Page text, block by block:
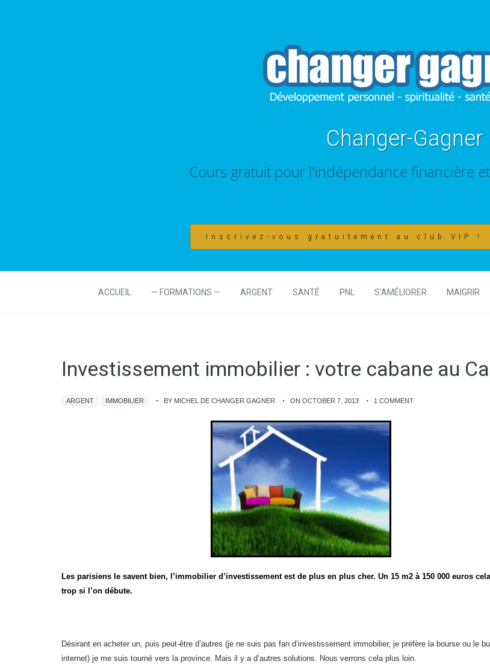
Changer-Gagner
Cours gratuit pour l'indépendance financière
Inscrivez-vous gratuitement au club VIP !
ACCUEIL — FORMATIONS — ARGENT SANTÉ PNL S’AMÉLIORER MAIGRIR
Investissement immobilier : votre cabane au
ARGENT IMMOBILIER BY MICHEL DE CHANGER GAGNER ON OCTOBER 7, 2013 1 COMMENT
Les parisiens le savent bien, l’immobilier d’investissement est de plus en plus cher. Un 15 m2 à 150 000 euros
trop si l’on débute.
Désirant en acheter un, puis peut-être d’autres (je ne suis pas fan d’investissement immobilier, je préfère la bourse ou le
internet) je me suis tourné vers la province. Mais il y a d’autres solutions. Nous verrons cela plus loin.